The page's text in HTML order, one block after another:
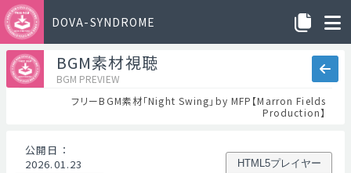
DOVA-SYNDROME
BGM素材視聴
BGM PREVIEW
フリーBGM素材「Night Swing」by MFP【Marron Fields
Production】
公開日 ：
2026.01.23
HTML5プレイヤー